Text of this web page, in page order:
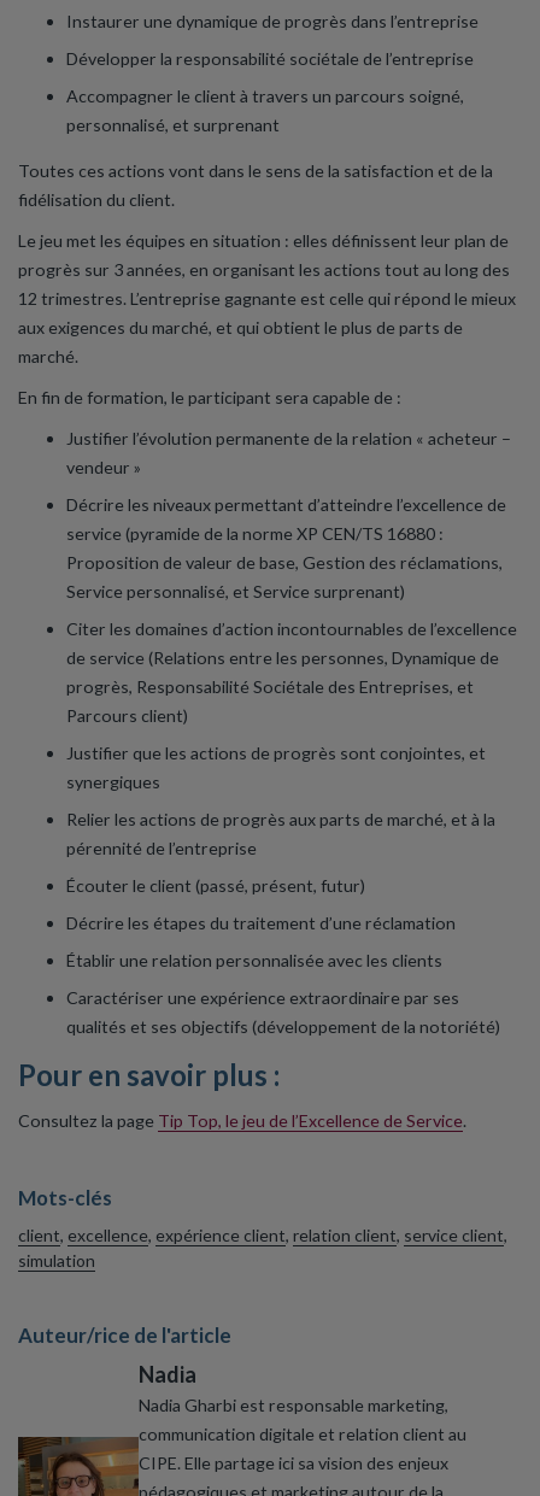
Instaurer une dynamique de progrès dans l’entreprise
Développer la responsabilité sociétale de l’entreprise
Accompagner le client à travers un parcours soigné,
personnalisé, et surprenant
Toutes ces actions vont dans le sens de la satisfaction et de la
fidélisation du client.
Le jeu met les équipes en situation : elles définissent leur plan de
progrès sur 3 années, en organisant les actions tout au long des
12 trimestres. L’entreprise gagnante est celle qui répond le mieux
aux exigences du marché, et qui obtient le plus de parts de
marché.
En fin de formation, le participant sera capable de :
Justifier l’évolution permanente de la relation « acheteur –
vendeur »
Décrire les niveaux permettant d’atteindre l’excellence de
service (pyramide de la norme XP CEN/TS 16880 :
Proposition de valeur de base, Gestion des réclamations,
Service personnalisé, et Service surprenant)
Citer les domaines d’action incontournables de l’excellence
de service (Relations entre les personnes, Dynamique de
progrès, Responsabilité Sociétale des Entreprises, et
Parcours client)
Justifier que les actions de progrès sont conjointes, et
synergiques
Relier les actions de progrès aux parts de marché, et à la
pérennité de l’entreprise
Écouter le client (passé, présent, futur)
Décrire les étapes du traitement d’une réclamation
Établir une relation personnalisée avec les clients
Caractériser une expérience extraordinaire par ses
qualités et ses objectifs (développement de la notoriété)
Pour en savoir plus :
Consultez la page Tip Top, le jeu de l’Excellence de Service.
Mots-clés
client, excellence, expérience client, relation client, service client,
simulation
Auteur/rice de l'article
Nadia
Nadia Gharbi est responsable marketing,
communication digitale et relation client au
CIPE. Elle partage ici sa vision des enjeux